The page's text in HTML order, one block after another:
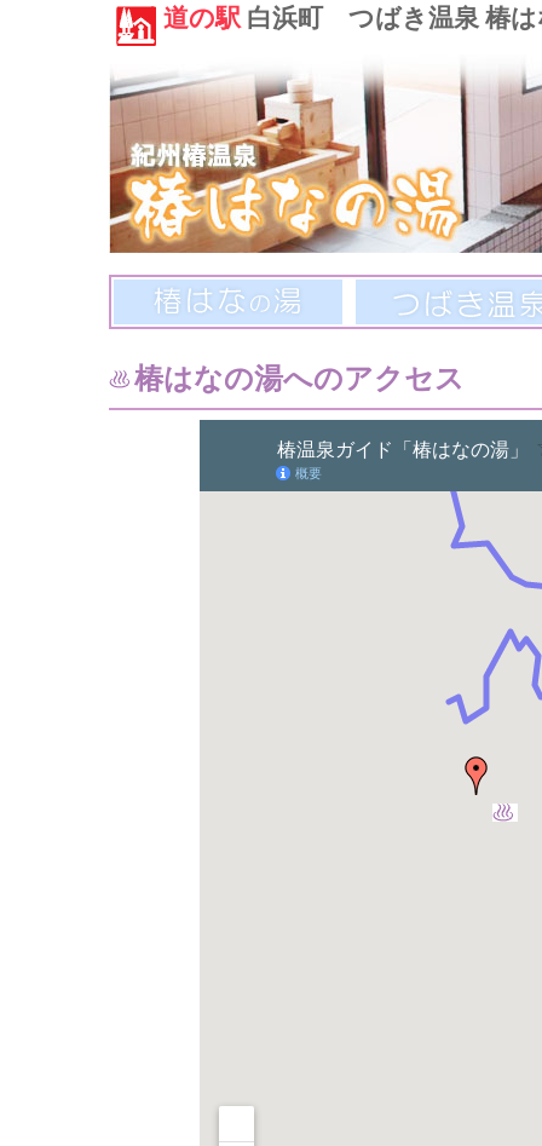
道の駅 白浜町 つばき温泉 椿は
椿はなの湯へのアクセス